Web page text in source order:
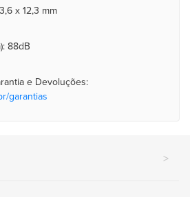
x 12,3 mm
88dB
e Devoluções:
garantias
>